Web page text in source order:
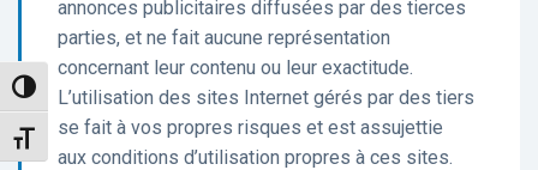
Toggle High Contrast
Toggle Font size
annonces publicitaires diffusées par des tierces
parties, et ne fait aucune représentation
concernant leur contenu ou leur exactitude.
L’utilisation des sites Internet gérés par des tiers
se fait à vos propres risques et est assujettie
aux conditions d’utilisation propres à ces sites.